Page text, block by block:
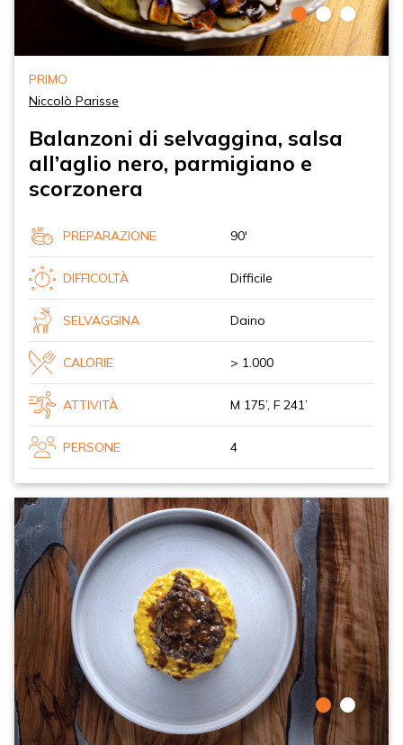
PRIMO
Niccolò Parisse
Balanzoni di selvaggina, salsa
all’aglio nero, parmigiano e
scorzonera
PREPARAZIONE 90'
DIFFICOLTÀ Difficile
SELVAGGINA Daino
CALORIE > 1.000
ATTIVITÀ M 175’, F 241’
PERSONE 4